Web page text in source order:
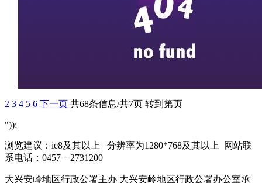
2 3 4 5 6 下一页 共68条信息/共7页 转到第页
"));
浏览建议：ie8及其以上 分辨率为1280*768及其以上 网站联
系电话：0457－2731200
大兴安岭地区行政公署主办 大兴安岭地区行政公署办公室承